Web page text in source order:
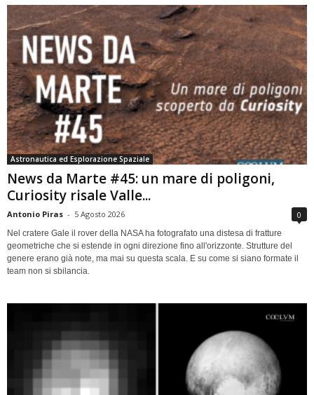
Astronautica ed Esplorazione Spaziale
News da Marte #45: un mare di poligoni,
Curiosity risale Valle...
Antonio Piras - 5 Agosto 2026 0
Nel cratere Gale il rover della NASA ha fotografato una distesa di fratture
geometriche che si estende in ogni direzione fino all'orizzonte. Strutture del
genere erano già note, ma mai su questa scala. E su come si siano formate il
team non si sbilancia.